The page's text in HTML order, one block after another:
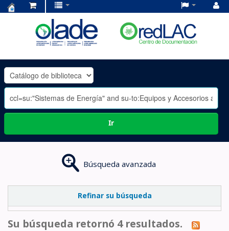
OLADE
-
Ir
Búsqueda avanzada
Refinar su búsqueda
Su búsqueda retornó 4 resultados.